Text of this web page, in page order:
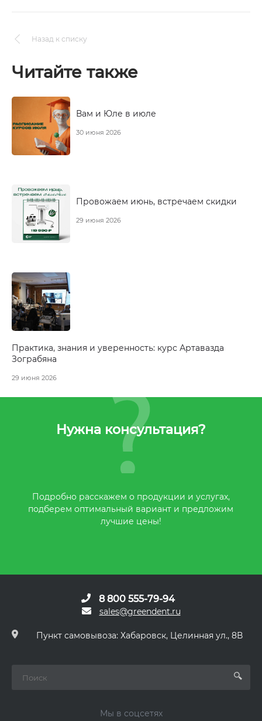
Назад к списку
Читайте также
Вам и Юле в июле
30 июня 2026
Провожаем июнь, встречаем скидки
29 июня 2026
Практика, знания и уверенность: курс Артавазда
Зограбяна
29 июня 2026
Нужна консультация?
Подробно расскажем о продукции и услугах,
подберем оптимальный вариант и предложим
лучшие цены!
8 800 555-79-94
sales@greendent.ru
Пункт самовывоза: Хабаровск, Целинная ул., 8В
Мы в соцсетях